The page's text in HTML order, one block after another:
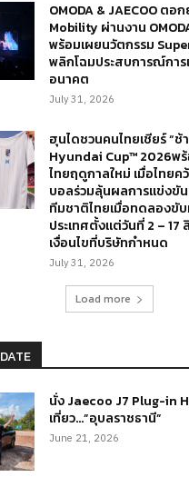
OMODA & JAECOO ต
Mobility ผ่านงาน
พร้อมเผยนวัตกรรม
พลิกโฉมประสบการณ์การ
อนาคต
July 31, 2026
ฮุนไดชวนคนไทยเชียร์ “ช้
Hyundai Cup™ 2026พ
ไทยฤดูกาลใหม่ เมื่อไทยค
บอลร่วมลุ้นผลการแข่งขั
ทีมชาติไทยเมื่อทดลองขั
ประเทศตั้งแต่วันที่ 2 –
เงื่อนไขที่บริษัทกำหนด
July 31, 2026
Load more
นั่ง Jaecoo J7 Plug-in
เที่ยว…”อุบลราชธานี”
June 21, 2026